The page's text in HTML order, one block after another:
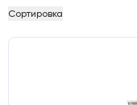
Сортировка